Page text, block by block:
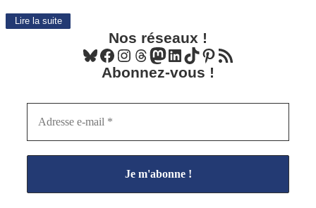
Lire la suite
Nos réseaux !
Bluesky Facebook Instagram Threads Mastodon LinkedIn TikTok Pinterest Flux RSS
Abonnez-vous !